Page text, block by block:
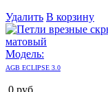
Удалить В корзину
Модель:
AGB ECLIPSE 3.0
0 руб